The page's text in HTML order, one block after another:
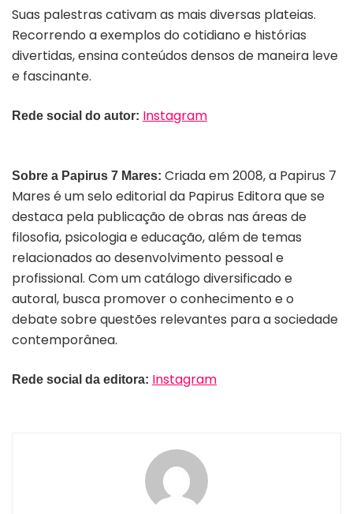
Suas palestras cativam as mais diversas plateias.
Recorrendo a exemplos do cotidiano e histórias
divertidas, ensina conteúdos densos de maneira leve
e fascinante.
Rede social do autor: Instagram
Sobre a Papirus 7 Mares: Criada em 2008, a Papirus 7
Mares é um selo editorial da Papirus Editora que se
destaca pela publicação de obras nas áreas de
filosofia, psicologia e educação, além de temas
relacionados ao desenvolvimento pessoal e
profissional. Com um catálogo diversificado e
autoral, busca promover o conhecimento e o
debate sobre questões relevantes para a sociedade
contemporânea.
Rede social da editora: Instagram